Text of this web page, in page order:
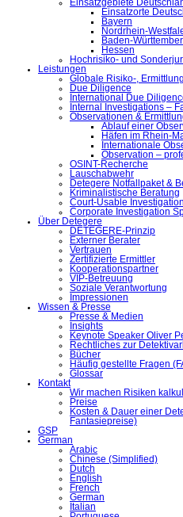
Einsatzgebiete
Einsatzorte
Bayern
Nordrhein-
Baden-
Hessen
Hochrisiko- und
Leistungen
Globale Risiko-,
Due Diligence
International Due
Internal Investigations –
Observationen &
Ablauf einer
Häfen im Rhein-
Internationale
Observation –
OSINT-Recherche
Lauschabwehr
Detegere Notfallpaket &
Kriminalistische Beratung
Court-Usable
Corporate Investigation
Über Detegere
DETEGERE-Prinzip
Externer Berater
Vertrauen
Zertifizierte Ermittler
Kooperationspartner
VIP-Betreuung
Soziale Verantwortung
Impressionen
Wissen & Presse
Presse & Medien
Insights
Keynote Speaker Oliver
Rechtliches zur
Bücher
Häufig gestellte Fragen
Glossar
Kontakt
Wir machen Risiken
Preise
Kosten & Dauer einer
Fantasiepreise)
GSP
German
Arabic
Chinese (Simplified)
Dutch
English
French
German
Italian